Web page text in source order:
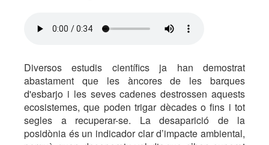
Diversos estudis científics ja han demostrat
abastament que les àncores de les barques
d'esbarjo i les seves cadenes destrossen aquests
ecosistemes, que poden trigar dècades o fins i tot
segles a recuperar-se. La desaparició de la
posidònia és un indicador clar d’impacte ambiental,